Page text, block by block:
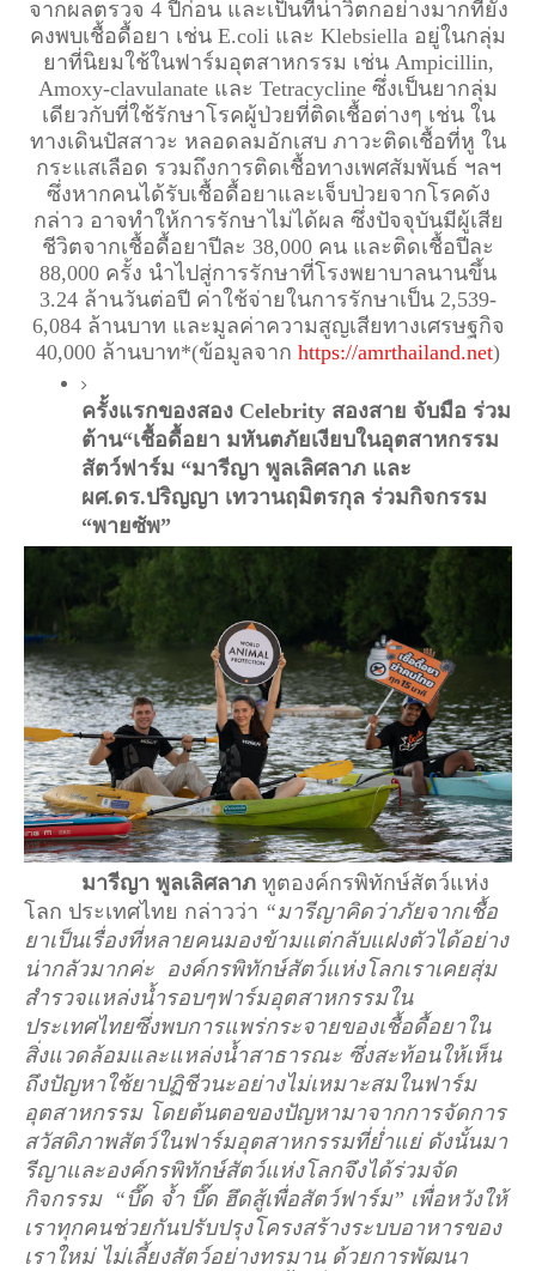
จากผลตรวจ 4 ปีก่อน และเป็นที่น่าวิตกอย่างมากที่ยัง
คงพบเชื้อดื้อยา เช่น E.coli และ Klebsiella อยู่ในกลุ่ม
ยาที่นิยมใช้ในฟาร์มอุตสาหกรรม เช่น Ampicillin,
Amoxy-clavulanate และ Tetracycline ซึ่งเป็นยากลุ่ม
เดียวกับที่ใช้รักษาโรคผู้ป่วยที่ติดเชื้อต่างๆ เช่น ใน
ทางเดินปัสสาวะ หลอดลมอักเสบ ภาวะติดเชื้อที่หู ใน
กระแสเลือด รวมถึงการติดเชื้อทางเพศสัมพันธ์ ฯลฯ
ซึ่งหากคนได้รับเชื้อดื้อยาและเจ็บป่วยจากโรคดัง
กล่าว อาจทำให้การรักษาไม่ได้ผล ซึ่งปัจจุบันมีผู้เสีย
ชีวิตจากเชื้อดื้อยาปีละ 38,000 คน และติดเชื้อปีละ
88,000 ครั้ง นำไปสู่การรักษาที่โรงพยาบาลนานขึ้น
3.24 ล้านวันต่อปี ค่าใช้จ่ายในการรักษาเป็น 2,539-
6,084 ล้านบาท และมูลค่าความสูญเสียทางเศรษฐกิจ
40,000 ล้านบาท*(ข้อมูลจาก https://amrthailand.net)
ครั้งแรกของสอง Celebrity สองสาย จับมือ ร่วม
ต้าน“เชื้อดื้อยา มหันตภัยเงียบในอุตสาหกรรม
สัตว์ฟาร์ม “มารีญา พูลเลิศลาภ และ
ผศ.ดร.ปริญญา เทวานฤมิตรกุล ร่วมกิจกรรม
“พายซัพ”
มารีญา พูลเลิศลาภ ทูตองค์กรพิทักษ์สัตว์แห่ง
โลก ประเทศไทย กล่าวว่า “มารีญาคิดว่าภัยจากเชื้อ
ยาเป็นเรื่องที่หลายคนมองข้ามแต่กลับแฝงตัวได้อย่าง
น่ากลัวมากค่ะ  องค์กรพิทักษ์สัตว์แห่งโลกเราเคยสุ่ม
สำรวจแหล่งน้ำรอบๆฟาร์มอุตสาหกรรมใน
ประเทศไทยซึ่งพบการแพร่กระจายของเชื้อดื้อยาใน
สิ่งแวดล้อมและแหล่งน้ำสาธารณะ ซึ่งสะท้อนให้เห็น
ถึงปัญหาใช้ยาปฏิชีวนะอย่างไม่เหมาะสมในฟาร์ม
อุตสาหกรรม โดยต้นตอของปัญหามาจากการจัดการ
สวัสดิภาพสัตว์ในฟาร์มอุตสาหกรรมที่ย่ำแย่ ดังนั้นมา
รีญาและองค์กรพิทักษ์สัตว์แห่งโลกจึงได้ร่วมจัด
กิจกรรม “บึ๊ด จ้ำ บึ๊ด ฮึดสู้เพื่อสัตว์ฟาร์ม” เพื่อหวังให้
เราทุกคนช่วยกันปรับปรุงโครงสร้างระบบอาหารของ
เราใหม่ ไม่เลี้ยงสัตว์อย่างทรมาน ด้วยการพัฒนา